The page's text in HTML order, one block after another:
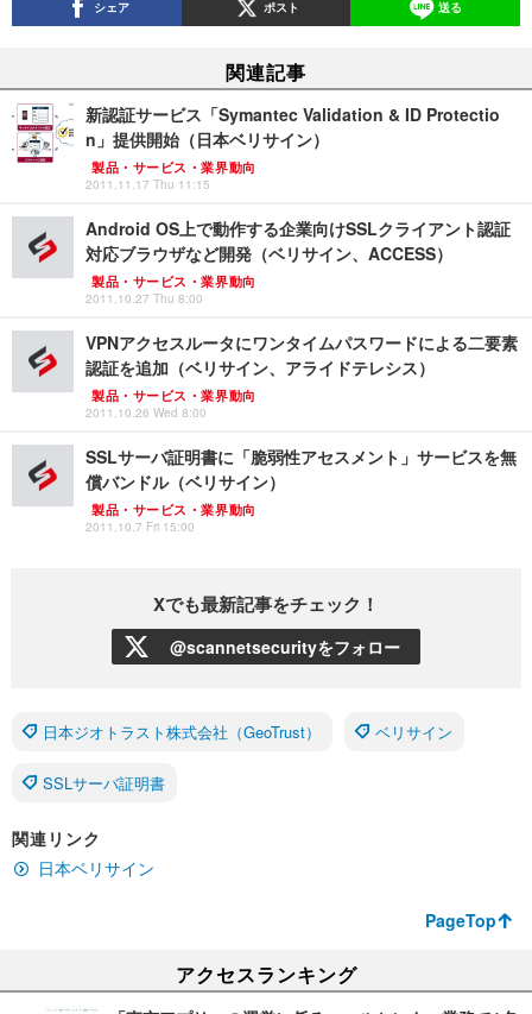
シェア ポスト 送る
関連記事
新認証サービス「Symantec Validation & ID Protectio
n」提供開始（日本ベリサイン）
製品・サービス・業界動向
2011.11.17 Thu 11:15
Android OS上で動作する企業向けSSLクライアント認証
対応ブラウザなど開発（ベリサイン、ACCESS）
製品・サービス・業界動向
2011.10.27 Thu 8:00
VPNアクセスルータにワンタイムパスワードによる二要素
認証を追加（ベリサイン、アライドテレシス）
製品・サービス・業界動向
2011.10.26 Wed 8:00
SSLサーバ証明書に「脆弱性アセスメント」サービスを無
償バンドル（ベリサイン）
製品・サービス・業界動向
2011.10.7 Fri 15:00
Xでも最新記事をチェック！
@scannetsecurityをフォロー
日本ジオトラスト株式会社（GeoTrust） ベリサイン
SSLサーバ証明書
関連リンク
日本ベリサイン
PageTop
アクセスランキング